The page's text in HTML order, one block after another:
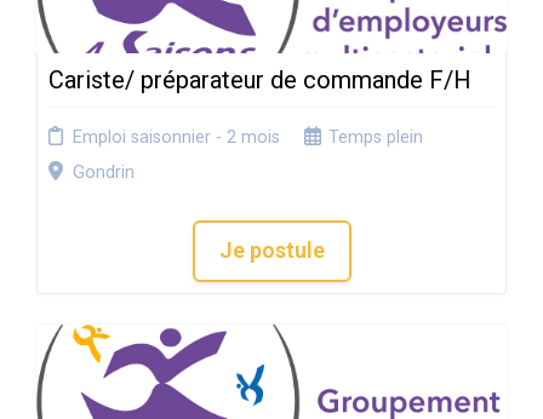
Cariste/ préparateur de commande F/H
Emploi saisonnier - 2 mois
Temps plein
Gondrin
Je postule